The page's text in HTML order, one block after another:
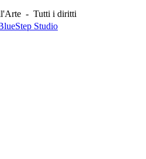
- Tutti i diritti
Studio